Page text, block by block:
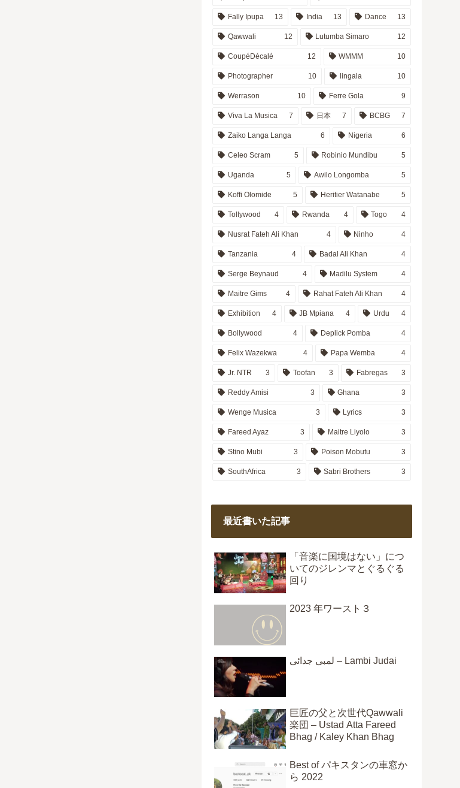
Fally Ipupa 13 India 13 Dance 13
Qawwali 12 Lutumba Simaro 12
CoupéDécalé 12 WMMM 10
Photographer 10 lingala 10
Werrason 10 Ferre Gola 9
Viva La Musica 7 日本 7 BCBG 7
Zaiko Langa Langa 6 Nigeria 6
Celeo Scram 5 Robinio Mundibu 5
Uganda 5 Awilo Longomba 5
Koffi Olomide 5 Heritier Watanabe 5
Tollywood 4 Rwanda 4 Togo 4
Nusrat Fateh Ali Khan 4 Ninho 4
Tanzania 4 Badal Ali Khan 4
Serge Beynaud 4 Madilu System 4
Maitre Gims 4 Rahat Fateh Ali Khan 4
Exhibition 4 JB Mpiana 4 Urdu 4
Bollywood 4 Deplick Pomba 4
Felix Wazekwa 4 Papa Wemba 4
Jr. NTR 3 Toofan 3 Fabregas 3
Reddy Amisi 3 Ghana 3
Wenge Musica 3 Lyrics 3
Fareed Ayaz 3 Maitre Liyolo 3
Stino Mubi 3 Poison Mobutu 3
SouthAfrica 3 Sabri Brothers 3
最近書いた記事
「音楽に国境はない」につ
いてのジレンマとぐるぐる
回り
2023 年ワースト３
لمبی جدائی – Lambi Judai
巨匠の父と次世代Qawwali
楽団 – Ustad Atta Fareed
Bhag / Kaley Khan Bhag
Best of パキスタンの車窓か
ら 2022